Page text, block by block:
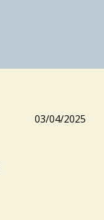
03/04/2025